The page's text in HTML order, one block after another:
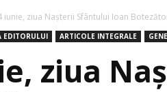
iunie, ziua Nașterii Sfântului Ioan
EDITORULUI ARTICOLE INTEGRALE
ziua